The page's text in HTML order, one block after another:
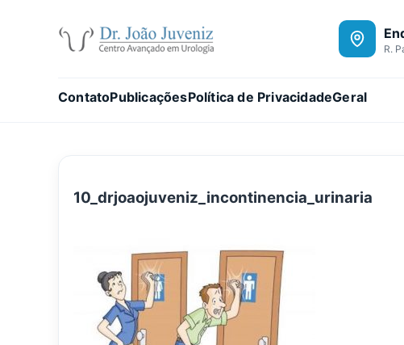
R.
ContatoPublicaçõesPolítica de PrivacidadeGeral
10_drjoaojuveniz_incontinencia_urinaria